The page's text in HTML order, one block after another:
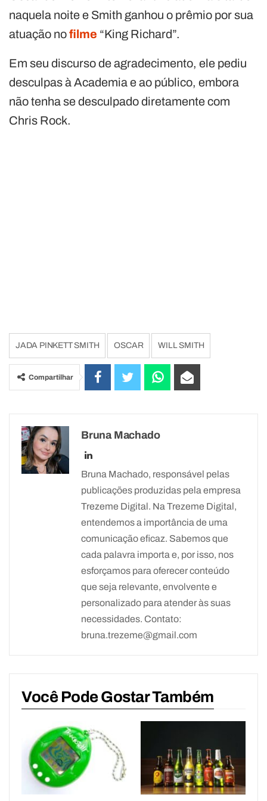
naquela noite e Smith ganhou o prêmio por sua
atuação nofilme “King Richard”.
Em seu discurso de agradecimento, ele pediu
desculpas à Academia e ao público, embora
não tenha se desculpado diretamente com
Chris Rock.
JADA PINKETT SMITH OSCAR WILL SMITH
Compartilhar
Bruna Machado
Bruna Machado, responsável pelas
publicações produzidas pela empresa
Trezeme Digital. Na Trezeme Digital,
entendemos a importância de uma
comunicação eficaz. Sabemos que
cada palavra importa e, por isso, nos
esforçamos para oferecer conteúdo
que seja relevante, envolvente e
personalizado para atender às suas
necessidades. Contato:
bruna.trezeme@gmail.com
Você Pode Gostar Também